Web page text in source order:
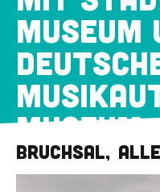
Museum
Museum
Bruchsal